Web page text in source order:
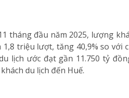
tháng đầu năm 2025, lượng
1,8 triệu lượt, tăng 40,9% so với
lịch ước đạt gần 11.750 tỷ
du lịch đến Huế.